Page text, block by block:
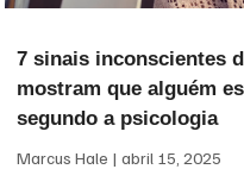
7 sinais inconscientes
mostram que alguém
segundo a psicologia
Marcus Hale abril 15, 2025